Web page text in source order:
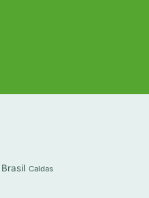
Brasil Caldas